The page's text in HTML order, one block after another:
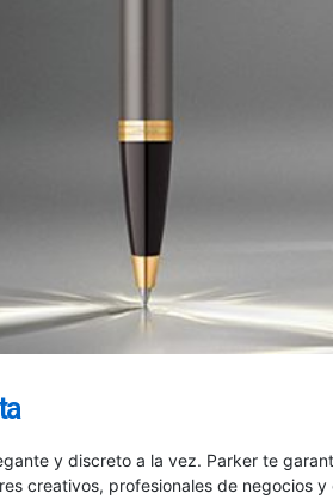
y discreto a la vez. Parker te
creativos, profesionales de negocios